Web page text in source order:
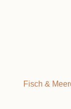
Fisch &